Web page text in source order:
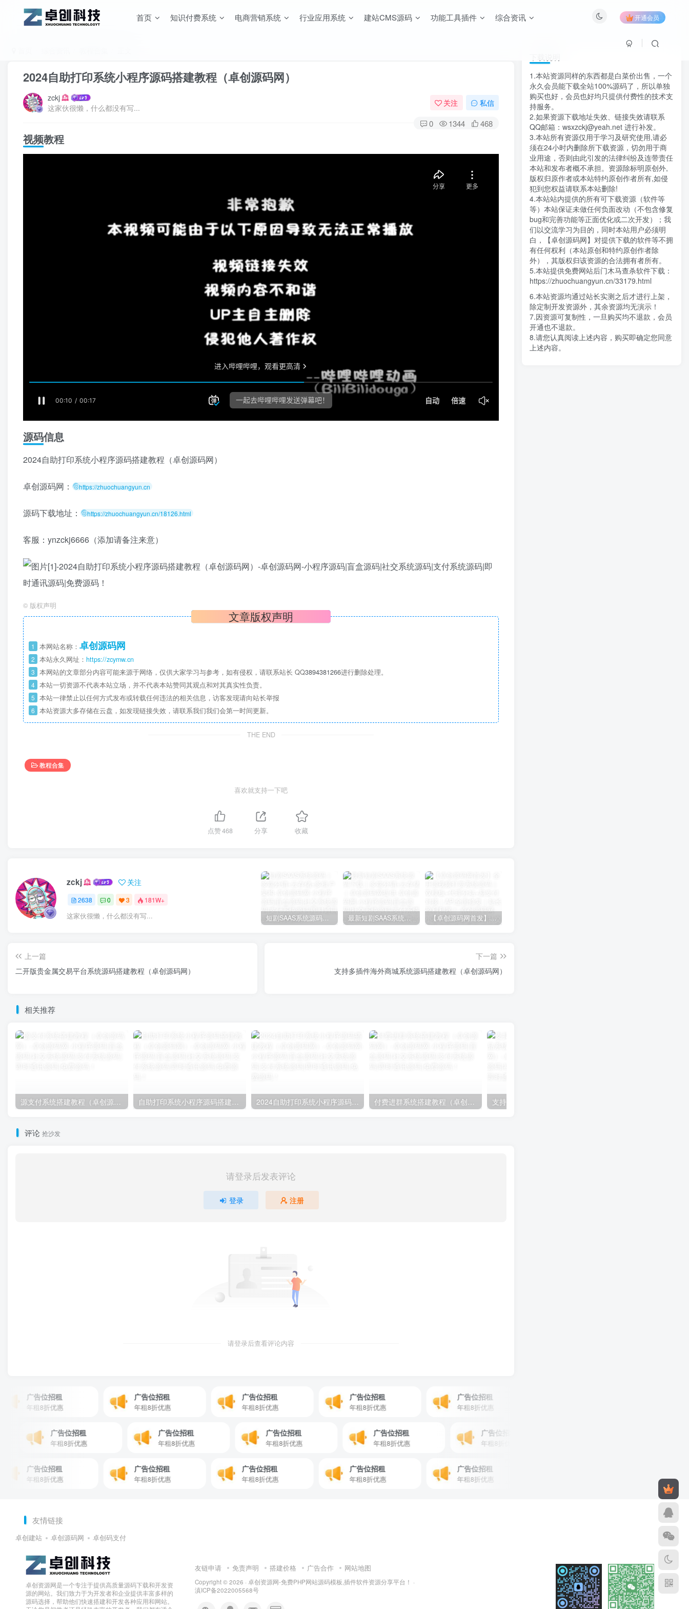
首页 知识付费系统 电商营销系统 行业应用系统 建站CMS源码 功能工具插件 综合资讯 开通会员
2024自助打印系统小程序源码搭建教程（卓创源码网）
zckj
这家伙很懒，什么都没有写...
关注 私信
0 1344 468
视频教程
源码信息
2024自助打印系统小程序源码搭建教程（卓创源码网）
卓创源码网： https://zhuochuangyun.cn
源码下载地址： https://zhuochuangyun.cn/18126.html
客服：ynzckj6666（添加请备注来意）
© 版权声明
文章版权声明
1 本网站名称： 卓创源码网
2 本站永久网址： https://zcymw.cn
3 本网站的文章部分内容可能来源于网络，仅供大家学习与参考，如有侵权，请联系站长 QQ3894381266进行删除处理。
4 本站一切资源不代表本站立场，并不代表本站赞同其观点和对其真实性负责。
5 本站一律禁止以任何方式发布或转载任何违法的相关信息，访客发现请向站长举报
6 本站资源大多存储在云盘，如发现链接失效，请联系我们我们会第一时间更新。
THE END
教程合集
喜欢就支持一下吧
点赞468 分享 收藏
zckj 关注
2638 0 3 181W+
这家伙很懒，什么都没有写... 短剧SAAS系统源码｜多端分销+云存储+多租户架构 最新短剧SAAS系统源码下载｜多端分销+云存储｜卓创源码网提供 【卓创源码网首发】全开源视频打赏系统源码｜双模板+代理分站+易支付对接｜API全面修复｜站长盈利利器！​
上一篇
二开版贵金属交易平台系统源码搭建教程（卓创源码网）
下一篇
支持多插件海外商城系统源码搭建教程（卓创源码网）
相关推荐
源支付系统搭建教程（卓创源码网） 自助打印系统小程序源码搭建教程（卓创源码网） 2024自助打印系统小程序源码搭建教程（卓创源码网） 付费进群系统搭建教程（卓创源码网）
评论 抢沙发
请登录后发表评论
登录 注册
请登录后查看评论内容
广告位招租
年租8折优惠
广告位招租
年租8折优惠
广告位招租
年租8折优惠
广告位招租
年租8折优惠
广告位招租
年租8折优惠
广告位招租
年租8折优惠
广告位招租
年租8折优惠
广告位招租
年租8折优惠
广告位招租
年租8折优惠
广告位招租
年租8折优惠
广告位招租
年租8折优惠
广告位招租
年租8折优惠
广告位招租
年租8折优惠
广告位招租
年租8折优惠
广告位招租
年租8折优惠
1.本站资源同样的东西都是白菜价出售，一个
永久会员能下载全站100%源码了，所以单独
购买也好，会员也好均只提供付费性的技术支
持服务。
2.如果资源下载地址失效、链接失效请联系
QQ邮箱：wsxzckj@yeah.net 进行补发。
3.本站所有资源仅用于学习及研究使用,请必
须在24小时内删除所下载资源，切勿用于商
业用途，否则由此引发的法律纠纷及连带责任
本站和发布者概不承担。资源除标明原创外,
版权归原作者或本站特约原创作者所有,如侵
犯到您权益请联系本站删除!
4.本站站内提供的所有可下载资源（软件等
等）本站保证未做任何负面改动（不包含修复
bug和完善功能等正面优化或二次开发）；我
们以交流学习为目的，同时本站用户必须明
白，【卓创源码网】对提供下载的软件等不拥
有任何权利（本站原创和特约原创作者除
外），其版权归该资源的合法拥有者所有。
5.本站提供免费网站后门木马查杀软件下载：
https://zhuochuangyun.cn/33179.html
6.本站资源均通过站长实测之后才进行上架，
除定制开发资源外，其余资源均无演示！
7.因资源可复制性，一旦购买均不退款，会员
开通也不退款。
8.请您认真阅读上述内容，购买即确定您同意
上述内容。
友情链接
卓创建站 卓创源码网 卓创码支付
卓创资源网是一个专注于提供高质量源码下载和开发资
源的网站。我们致力于为开发者和企业提供丰富多样的
源码选择，帮助他们快速搭建和开发各种应用和网站。
友链申请 免责声明 搭建价格 广告合作 网站地图
Copyright © 2026 · 卓创资源网-免费PHP网站源码模板,插件软件资源分享平台！ ·
滇ICP备2022005568号